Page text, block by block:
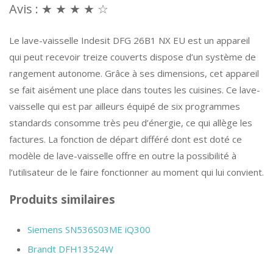
Avis : ★ ★ ★ ★ ☆
Le lave-vaisselle Indesit DFG 26B1 NX EU est un appareil
qui peut recevoir treize couverts dispose d’un système de
rangement autonome. Grâce à ses dimensions, cet appareil
se fait aisément une place dans toutes les cuisines. Ce lave-
vaisselle qui est par ailleurs équipé de six programmes
standards consomme très peu d’énergie, ce qui allège les
factures. La fonction de départ différé dont est doté ce
modèle de lave-vaisselle offre en outre la possibilité à
l’utilisateur de le faire fonctionner au moment qui lui convient.
Produits similaires
Siemens SN536S03ME iQ300
Brandt DFH13524W